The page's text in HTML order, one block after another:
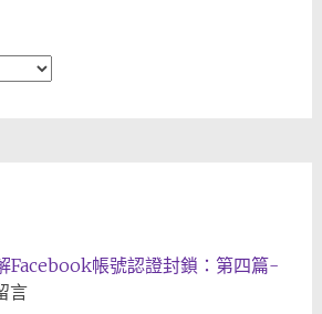
Facebook帳號認證封鎖：第四篇-
言